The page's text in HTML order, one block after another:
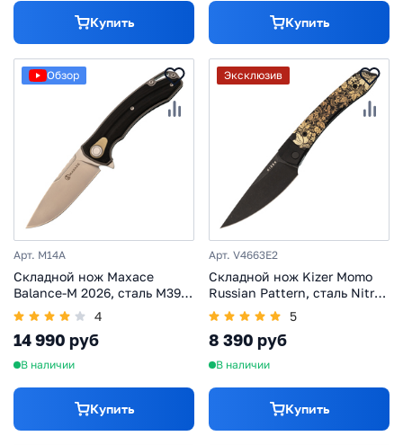
Купить Купить
Обзор
Арт. M14A
Складной нож Maxace
Balance-M 2026, сталь M390,
профессиональный
складной нож, рукоять G10
черная
4
14 990 руб
В наличии
Купить
Эксклюзив
Арт. V4663E2
Складной нож Kizer Momo
Russian Pattern, сталь Nitro-
V, рукоять G10 c принтом
5
8 390 руб
В наличии
Купить